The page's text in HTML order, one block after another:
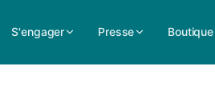
S'engager Presse Boutique